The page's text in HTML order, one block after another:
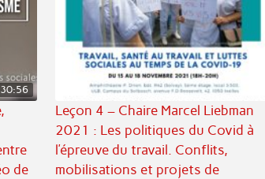
de
Leçon 4 – Chaire Marcel Liebman
2021 : Les politiques du Covid à
l’épreuve du travail. Conflits,
mobilisations et projets de